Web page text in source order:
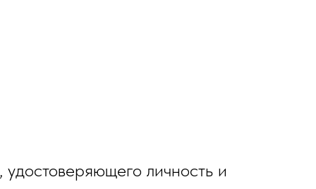
личность и